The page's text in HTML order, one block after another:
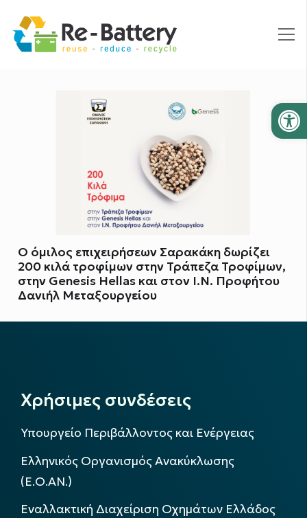
Ο όμιλος επιχειρήσεων Σαρακάκη δωρίζει
200 κιλά τροφίμων στην Τράπεζα Τροφίμων,
στην Genesis Hellas και στον Ι.Ν. Προφήτου
Δανιήλ Μεταξουργείου
Χρήσιμες συνδέσεις
Υπουργείο Περιβάλλοντος και Ενέργειας
Ελληνικός Οργανισμός Ανακύκλωσης
(Ε.Ο.ΑΝ.)
Εναλλακτική Διαχείριση Οχημάτων Ελλάδος